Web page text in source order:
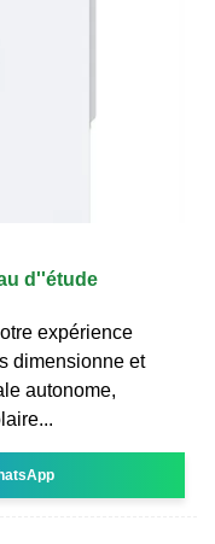
d''étude
expérience
dimensionne et
autonome,